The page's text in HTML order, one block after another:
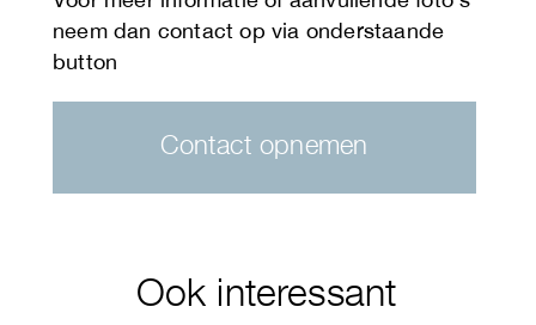
Contact opnemen
Ook interessant